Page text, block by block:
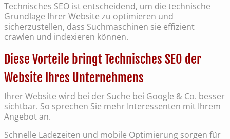
Technisches SEO ist entscheidend, um die technische
Grundlage Ihrer Website zu optimieren und
sicherzustellen, dass Suchmaschinen sie effizient
crawlen und indexieren können.
Diese Vorteile bringt Technisches SEO der
Website Ihres Unternehmens
Ihrer Website wird bei der Suche bei Google & Co. besser
sichtbar. So sprechen Sie mehr Interessenten mit Ihrem
Angebot an.
Schnelle Ladezeiten und mobile Optimierung sorgen für